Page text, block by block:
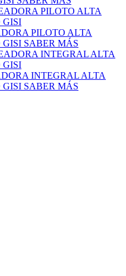
PILOTO ALTA
SABER MÁS
INTEGRAL ALTA
SABER MÁS